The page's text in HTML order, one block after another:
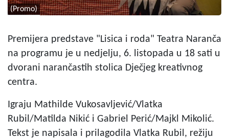
(Promo)
Premijera predstave "Lisica i roda" Teatra Naranča
na programu je u nedjelju, 6. listopada u 18 sati u
dvorani narančastih stolica Dječjeg kreativnog
centra.
Igraju Mathilde Vukosavljević/Vlatka
Rubil/Matilda Nikić i Gabriel Perić/Majkl Mikolić.
Tekst je napisala i prilagodila Vlatka Rubil, režiju